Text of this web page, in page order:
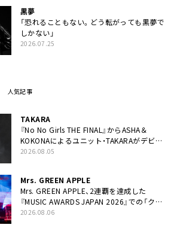
黒夢
「恐れることもない。どう転がっても黒夢で
しかない」
2026.07.25
人気記事
TAKARA
『No No Girls THE FINAL』からASHA＆
KOKONAによるユニット・TAKARAがデビュ
ー
2026.08.05
Mrs. GREEN APPLE
Mrs. GREEN APPLE、2連覇を達成した
『MUSIC AWARDS JAPAN 2026』での「クス
シキ」ライブパフォーマンスをYouTube公開
2026.08.06